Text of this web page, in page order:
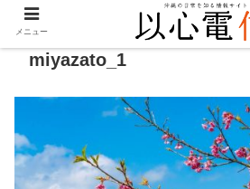
miyazato_1
メニュー